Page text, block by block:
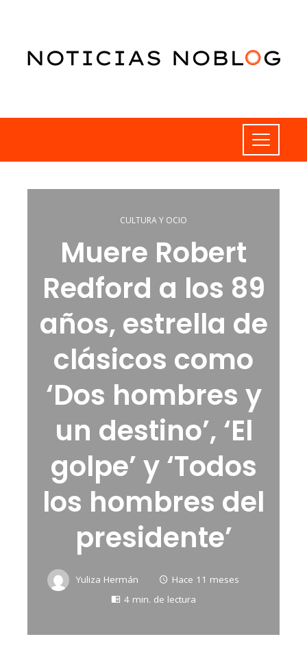
CULTURA Y OCIO
Muere Robert
Redford a los 89
años, estrella de
clásicos como
‘Dos hombres y
un destino’, ‘El
golpe’ y ‘Todos
los hombres del
presidente’
Yuliza Hermán
Hace 11 meses
4 min. de lectura